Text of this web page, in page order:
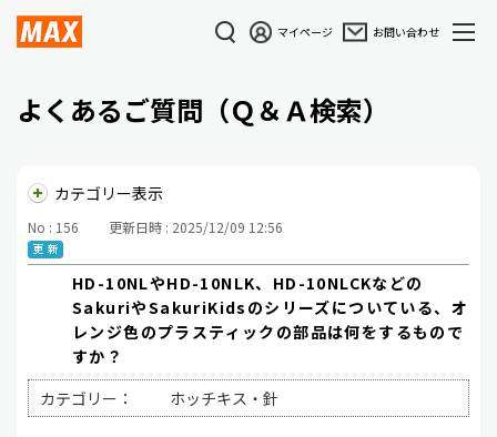
マイページ お問い合わせ
よくあるご質問（Ｑ＆Ａ検索）
カテゴリー表示
No : 156 更新日時 : 2025/12/09 12:56
HD-10NLやHD-10NLK、HD-10NLCKなどの
SakuriやSakuriKidsのシリーズについている、オ
レンジ色のプラスティックの部品は何をするもので
すか？
カテゴリー：
ホッチキス・針